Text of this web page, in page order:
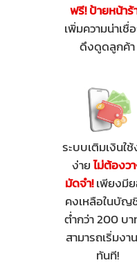
ฟรี! ป้ายหน้าร้
เพิ่มความน่าเชื่
ดึงดูดลูกค้า
ระบบเติมเงินใ
ง่ายไม่ต้องว
มัดจำ!เพียงมี
คงเหลือในบัญ
ต่ำกว่า 200 บ
สามารถเริ่มงา
ทันที!